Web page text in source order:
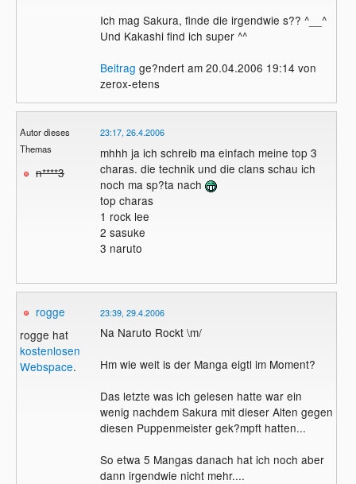
Ich mag Sakura, finde die irgendwie s?? ^__^
Und Kakashi find ich super ^^
Beitrag ge?ndert am 20.04.2006 19:14 von
zerox-etens
Autor dieses
Themas
n****3
23:17, 26.4.2006
mhhh ja ich schreib ma einfach meine top 3
charas. die technik und die clans schau ich
noch ma sp?ta nach
top charas
1 rock lee
2 sasuke
3 naruto
rogge
rogge hat
kostenlosen
Webspace.
23:39, 29.4.2006
Na Naruto Rockt \m/
Hm wie weit is der Manga eigtl im Moment?
Das letzte was ich gelesen hatte war ein
wenig nachdem Sakura mit dieser Alten gegen
diesen Puppenmeister gek?mpft hatten...
So etwa 5 Mangas danach hat ich noch aber
dann irgendwie nicht mehr....